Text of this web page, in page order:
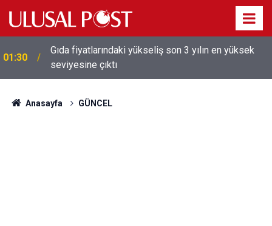
01:30
Gıda fiyatlarındaki yükseliş son 3 yılın en yüksek
seviyesine çıktı
01:26
Galatasaray'dan sekiz kişi hakkında savcılığa suç
duyurusu
Anasayfa GÜNCEL